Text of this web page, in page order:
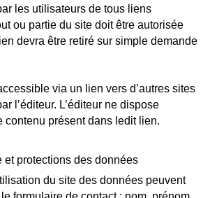
les utilisateurs de tous liens
ou partie du site doit être autorisée
devra être retiré sur simple demande
via un lien vers d’autres sites
l’éditeur. L’éditeur ne dispose
contenu présent dans ledit lien.
et protections des données
du site des données peuvent